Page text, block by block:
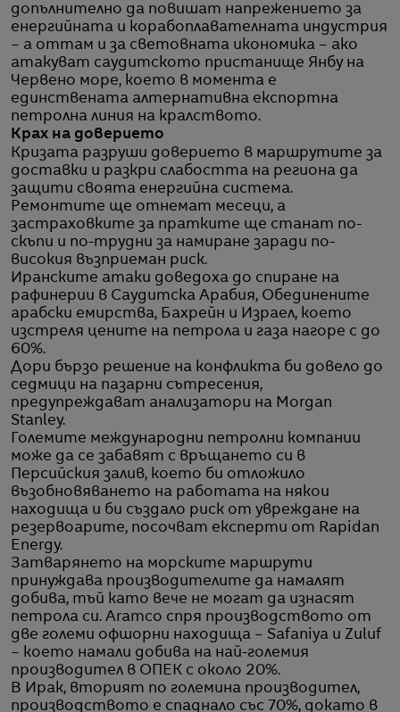
допълнително да повишат напрежението за
енергийната и корабоплавателната индустрия
– а оттам и за световната икономика – ако
атакуват саудитското пристанище Янбу на
Червено море, което в момента е
единствената алтернативна експортна
петролна линия на кралството.
Крах на доверието
Кризата разруши доверието в маршрутите за
доставки и разкри слабостта на региона да
защити своята енергийна система.
Ремонтите ще отнемат месеци, а
застраховките за пратките ще станат по-
скъпи и по-трудни за намиране заради по-
високия възприеман риск.
Иранските атаки доведоха до спиране на
рафинерии в Саудитска Арабия, Обединените
арабски емирства, Бахрейн и Израел, което
изстреля цените на петрола и газа нагоре с до
60%.
Дори бързо решение на конфликта би довело до
седмици на пазарни сътресения,
предупреждават анализатори на Morgan
Stanley.
Големите международни петролни компании
може да се забавят с връщането си в
Персийския залив, което би отложило
възобновяването на работата на някои
находища и би създало риск от увреждане на
резервоарите, посочват експерти от Rapidan
Energy.
Затварянето на морските маршрути
принуждава производителите да намалят
добива, тъй като вече не могат да изнасят
петрола си. Aramco спря производството от
две големи офшорни находища – Safaniya и Zuluf
– което намали добива на най-големия
производител в ОПЕК с около 20%.
В Ирак, вторият по големина производител,
производството е спаднало със 70%, докато в